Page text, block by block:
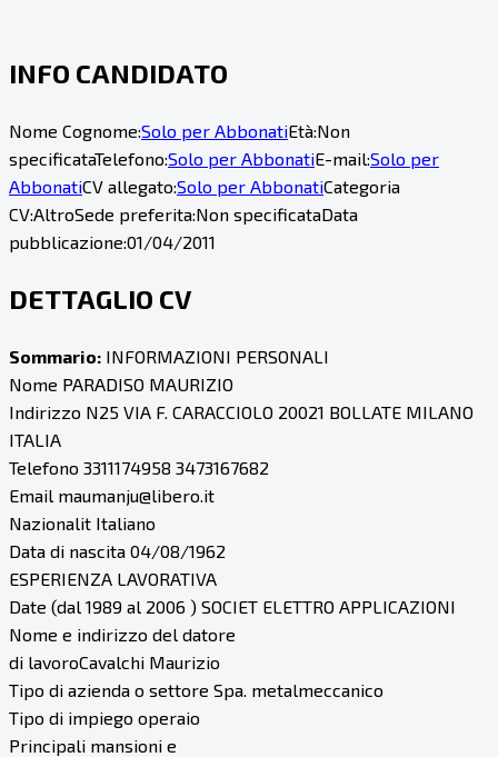
INFO CANDIDATO
Nome Cognome:Solo per AbbonatiEtà:Non
specificataTelefono:Solo per AbbonatiE-mail:Solo per
AbbonatiCV allegato:Solo per AbbonatiCategoria
CV:AltroSede preferita:Non specificataData
pubblicazione:01/04/2011
DETTAGLIO CV
Sommario: INFORMAZIONI PERSONALI
Nome PARADISO MAURIZIO
Indirizzo N25 VIA F. CARACCIOLO 20021 BOLLATE MILANO
ITALIA
Telefono 3311174958 3473167682
Email maumanju@libero.it
Nazionalit Italiano
Data di nascita 04/08/1962
ESPERIENZA LAVORATIVA
Date (dal 1989 al 2006 ) SOCIET ELETTRO APPLICAZIONI
Nome e indirizzo del datore
di lavoroCavalchi Maurizio
Tipo di azienda o settore Spa. metalmeccanico
Tipo di impiego operaio
Principali mansioni e